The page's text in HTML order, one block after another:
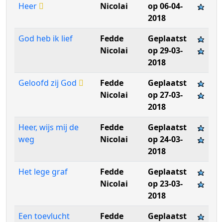
Heer
Nicolai
op 06-04-
2018
God heb ik lief
Fedde
Nicolai
Geplaatst
op 29-03-
2018
Geloofd zij God
Fedde
Nicolai
Geplaatst
op 27-03-
2018
Heer, wijs mij de
weg
Fedde
Nicolai
Geplaatst
op 24-03-
2018
Het lege graf
Fedde
Nicolai
Geplaatst
op 23-03-
2018
Een toevlucht
Fedde
Geplaatst